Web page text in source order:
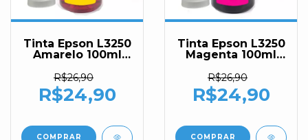
Tinta Epson L3250
Amarelo 100ml
R$26,90
R$24,90
Tinta Epson L3250
Magenta 100ml
R$26,90
R$24,90